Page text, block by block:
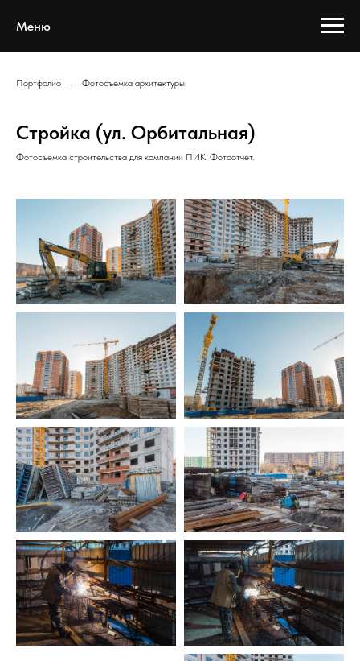
Меню
Портфолио → Фотосъёмка архитектуры
Стройка (ул. Орбитальная)
Фотосъёмка строительства для компании ПИК. Фотоотчёт.